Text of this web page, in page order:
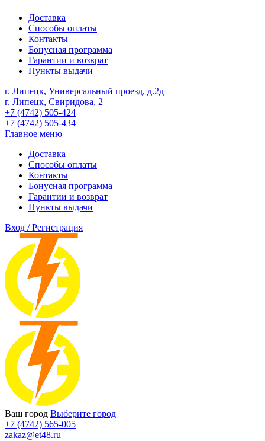
Доставка
Способы оплаты
Контакты
Бонусная программа
Гарантии и возврат
Пункты выдачи
г. Липецк, Универсальный проезд, д.2д
г. Липецк, Свиридова, 2
+7 (4742) 505-424
+7 (4742) 505-434
Главное меню
Доставка
Способы оплаты
Контакты
Бонусная программа
Гарантии и возврат
Пункты выдачи
Вход / Регистрация
Ваш город Выберите город
+7 (4742) 565-005
zakaz@et48.ru